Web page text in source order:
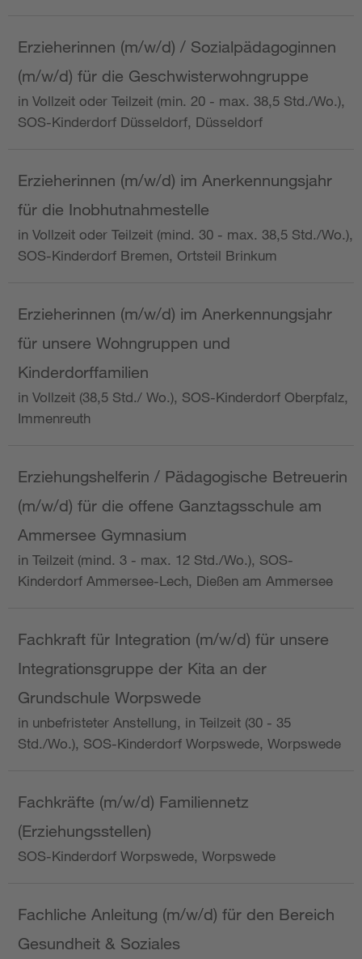
Erzieherinnen (m/w/d) / Sozialpädagoginnen
(m/w/d) für die Geschwisterwohngruppe
in Vollzeit oder Teilzeit (min. 20 - max. 38,5 Std./Wo.),
SOS-Kinderdorf Düsseldorf, Düsseldorf
Erzieherinnen (m/w/d) im Anerkennungsjahr
für die Inobhutnahmestelle
in Vollzeit oder Teilzeit (mind. 30 - max. 38,5 Std./Wo.),
SOS-Kinderdorf Bremen, Ortsteil Brinkum
Erzieherinnen (m/w/d) im Anerkennungsjahr
für unsere Wohngruppen und
Kinderdorffamilien
in Vollzeit (38,5 Std./ Wo.), SOS-Kinderdorf Oberpfalz,
Immenreuth
Erziehungshelferin / Pädagogische Betreuerin
(m/w/d) für die offene Ganztagsschule am
Ammersee Gymnasium
in Teilzeit (mind. 3 - max. 12 Std./Wo.), SOS-
Kinderdorf Ammersee-Lech, Dießen am Ammersee
Fachkraft für Integration (m/w/d) für unsere
Integrationsgruppe der Kita an der
Grundschule Worpswede
in unbefristeter Anstellung, in Teilzeit (30 - 35
Std./Wo.), SOS-Kinderdorf Worpswede, Worpswede
Fachkräfte (m/w/d) Familiennetz
(Erziehungsstellen)
SOS-Kinderdorf Worpswede, Worpswede
Fachliche Anleitung (m/w/d) für den Bereich
Gesundheit & Soziales